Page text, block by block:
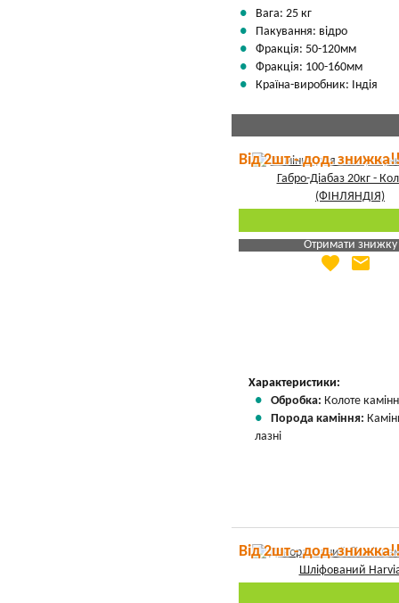
Вага: 25 кг
Пакування: відро
Фракція: 50-120мм
Фракція: 100-160мм
Країна-виробник: Індія
Від 2шт - дод.
Отримати знижку
Яка Ваша ціна
favorite email
Характеристики:
Обробка: Колоте
Порода каміння:
лазні
Від 2шт - дод.